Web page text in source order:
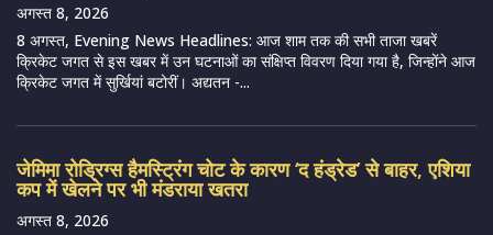
अगस्त 8, 2026
8 अगस्त, Evening News Headlines: आज शाम तक की सभी ताजा खबरें
क्रिकेट जगत से इस खबर में उन घटनाओं का संक्षिप्त विवरण दिया गया है, जिन्होंने आज
क्रिकेट जगत में सुर्खियां बटोरीं। अद्यतन -...
जेमिमा रोड्रिग्स हैमस्ट्रिंग चोट के कारण ‘द हंड्रेड’ से बाहर, एशिया
कप में खेलने पर भी मंडराया खतरा
अगस्त 8, 2026